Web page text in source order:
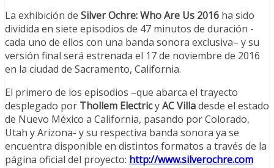
La exhibición de Silver Ochre: Who Are Us 2016 ha sido
dividida en siete episodios de 47 minutos de duración -
cada uno de ellos con una banda sonora exclusiva– y su
versión final será estrenada el 17 de noviembre de 2016
en la ciudad de Sacramento, California.
El primero de los episodios –que abarca el trayecto
desplegado por Thollem ElectricyAC Villadesde el estado
de Nuevo México a California, pasando por Colorado,
Utah y Arizona- y su respectiva banda sonora ya se
encuentra disponible en distintos formatos a través de la
página oficial del proyecto: http://www.silverochre.com